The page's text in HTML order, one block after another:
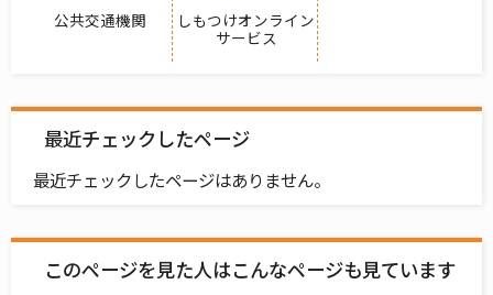
公共交通機関
しもつけオンライン
サービス
最近チェックしたページ
最近チェックしたページはありません。
このページを見た人はこんなページも見ています